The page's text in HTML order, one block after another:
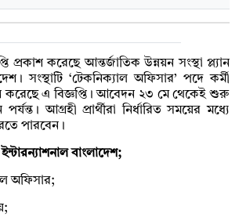
প্রকাশ করেছে আন্তর্জাতিক উন্নয়ন সংস্থা প্ল্যান
সংস্থাটি ‘টেকনিক্যাল অফিসার’ পদে কর্মী
করেছে এ বিজ্ঞপ্তি। আবেদন ২৩ মে থেকেই শুরু
আগ্রহী প্রার্থীরা নির্ধারিত সময়ের মধ্যে
পারবেন।
ইন্টারন্যাশনাল বাংলাদেশ;
অফিসার;